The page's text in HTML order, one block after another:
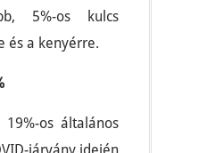
5%-os kulcs
és a kenyérre.
os általános